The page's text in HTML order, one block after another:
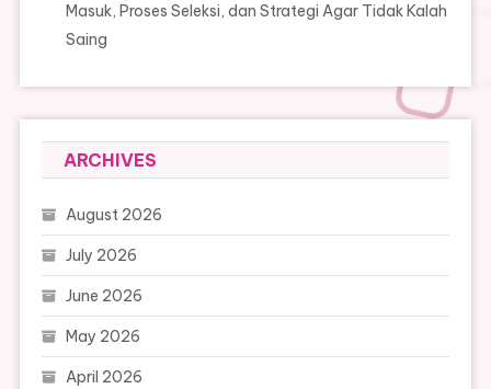
Masuk, Proses Seleksi, dan Strategi Agar Tidak Kalah
Saing
ARCHIVES
August 2026
July 2026
June 2026
May 2026
April 2026